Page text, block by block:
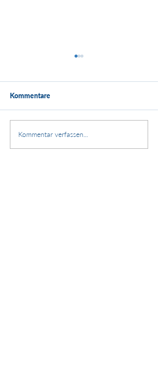
Stärken. Zusammenhalt.
Zukunft.
Kommentare
Kommentar verfassen...